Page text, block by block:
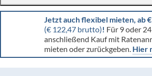
Jetzt auch flexibel mieten, ab
(€ 122,47 brutto)! Für 9 oder
anschließend Kauf mit
mieten oder zurückgeben. Hier